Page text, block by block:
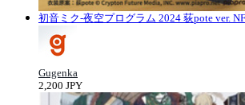
初音ミク‐夜空プログラム 2024 荻pote ver.
Gugenka
2,200 JPY